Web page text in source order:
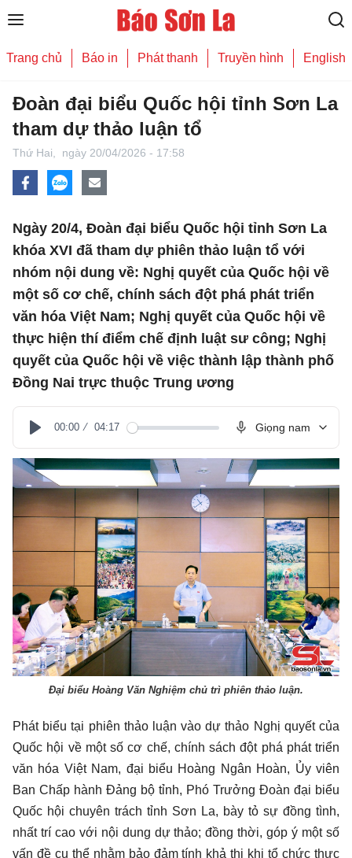
Trang chủ Báo in Phát thanh Truyền hình English
Đoàn đại biểu Quốc hội tỉnh Sơn La
tham dự thảo luận tổ
Thứ Hai, ngày 20/04/2026 - 17:58
Ngày 20/4, Đoàn đại biểu Quốc hội tỉnh Sơn La
khóa XVI đã tham dự phiên thảo luận tổ với
nhóm nội dung về: Nghị quyết của Quốc hội về
một số cơ chế, chính sách đột phá phát triển
văn hóa Việt Nam; Nghị quyết của Quốc hội về
thực hiện thí điểm chế định luật sư công; Nghị
quyết của Quốc hội về việc thành lập thành phố
Đồng Nai trực thuộc Trung ương
Play
00:00 04:17 Giọng nam
Đại biểu Hoàng Văn Nghiệm chủ trì phiên thảo luận.
Phát biểu tại phiên thảo luận vào dự thảo Nghị quyết của
Quốc hội về một số cơ chế, chính sách đột phá phát triển
văn hóa Việt Nam, đại biểu Hoàng Ngân Hoàn, Ủy viên
Ban Chấp hành Đảng bộ tỉnh, Phó Trưởng Đoàn đại biểu
Quốc hội chuyên trách tỉnh Sơn La, bày tỏ sự đồng tình,
nhất trí cao với nội dung dự thảo; đồng thời, góp ý một số
vấn đề cụ thể nhằm bảo đảm tính khả thi khi tổ chức thực